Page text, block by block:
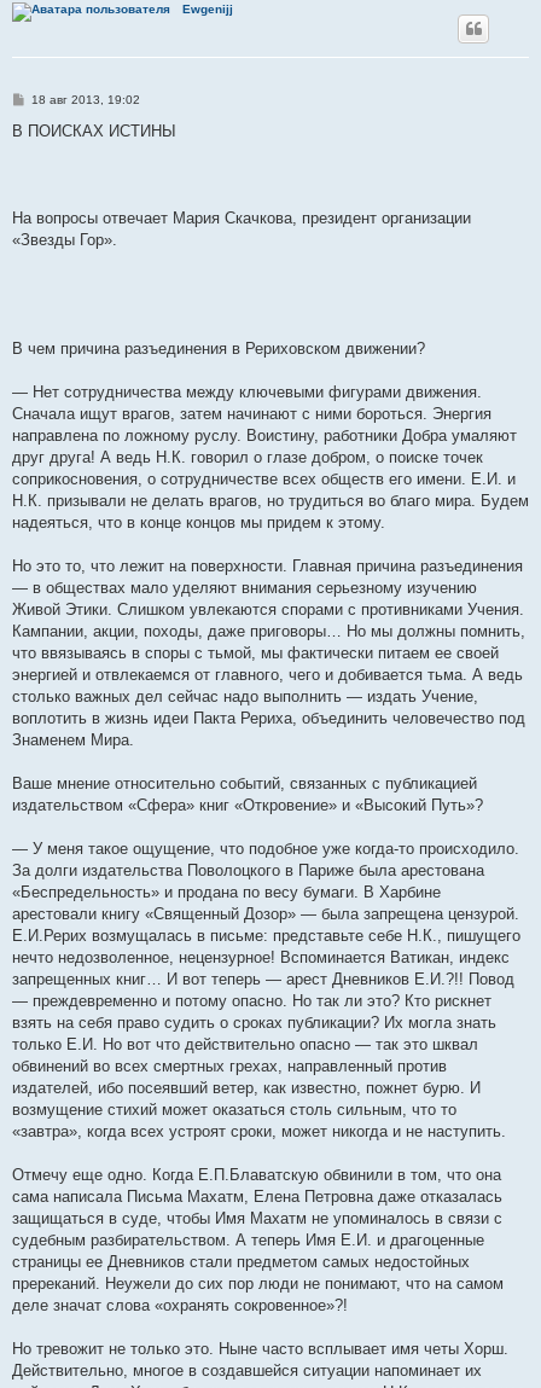
Ewgenijj
С
о
е
18 авг 2013, 19:02
В ПОИСКАХ ИСТИНЫ
На вопросы отвечает Мария Скачкова, президент организации
«Звезды Гор».
В чем причина разъединения в Рериховском движении?
— Нет сотрудничества между ключевыми фигурами движения.
Сначала ищут врагов, затем начинают с ними бороться. Энергия
направлена по ложному руслу. Воистину, работники Добра умаляют
друг друга! А ведь Н.К. говорил о глазе добром, о поиске точек
соприкосновения, о сотрудничестве всех обществ его имени. Е.И. и
Н.К. призывали не делать врагов, но трудиться во благо мира. Будем
надеяться, что в конце концов мы придем к этому.
Но это то, что лежит на поверхности. Главная причина разъединения
— в обществах мало уделяют внимания серьезному изучению
Живой Этики. Слишком увлекаются спорами с противниками Учения.
Кампании, акции, походы, даже приговоры… Но мы должны помнить,
что ввязываясь в споры с тьмой, мы фактически питаем ее своей
энергией и отвлекаемся от главного, чего и добивается тьма. А ведь
столько важных дел сейчас надо выполнить — издать Учение,
воплотить в жизнь идеи Пакта Рериха, объединить человечество под
Знаменем Мира.
Ваше мнение относительно событий, связанных с публикацией
издательством «Сфера» книг «Откровение» и «Высокий Путь»?
— У меня такое ощущение, что подобное уже когда-то происходило.
За долги издательства Поволоцкого в Париже была арестована
«Беспредельность» и продана по весу бумаги. В Харбине
арестовали книгу «Священный Дозор» — была запрещена цензурой.
Е.И.Рерих возмущалась в письме: представьте себе Н.К., пишущего
нечто недозволенное, нецензурное! Вспоминается Ватикан, индекс
запрещенных книг… И вот теперь — арест Дневников Е.И.?!! Повод
— преждевременно и потому опасно. Но так ли это? Кто рискнет
взять на себя право судить о сроках публикации? Их могла знать
только Е.И. Но вот что действительно опасно — так это шквал
обвинений во всех смертных грехах, направленный против
издателей, ибо посеявший ветер, как известно, пожнет бурю. И
возмущение стихий может оказаться столь сильным, что то
«завтра», когда всех устроят сроки, может никогда и не наступить.
Отмечу еще одно. Когда Е.П.Блаватскую обвинили в том, что она
сама написала Письма Махатм, Елена Петровна даже отказалась
защищаться в суде, чтобы Имя Махатм не упоминалось в связи с
судебным разбирательством. А теперь Имя Е.И. и драгоценные
страницы ее Дневников стали предметом самых недостойных
пререканий. Неужели до сих пор люди не понимают, что на самом
деле значат слова «охранять сокровенное»?!
Но тревожит не только это. Ныне часто всплывает имя четы Хорш.
Действительно, многое в создавшейся ситуации напоминает их